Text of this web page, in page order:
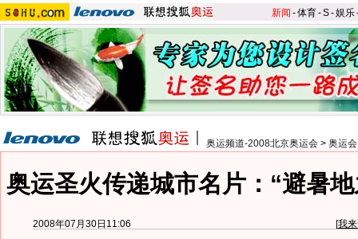
新闻 -体育-S-娱乐
奥运频道-2008北京奥运会 > 奥运
奥运圣火传递城市名片：“避暑
2008年07月30日11:06 [我